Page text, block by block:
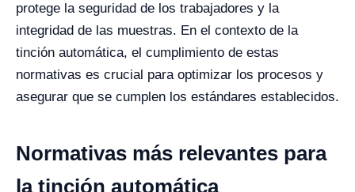
protege la seguridad de los trabajadores y la
integridad de las muestras. En el contexto de la
tinción automática, el cumplimiento de estas
normativas es crucial para optimizar los procesos y
asegurar que se cumplen los estándares establecidos.
Normativas más relevantes para
la tinción automática